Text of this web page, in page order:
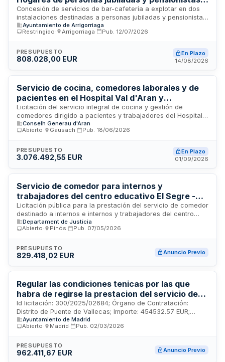
de Arrigorriaga
Concesión de servicios de bar-cafetería a explotar en dos
instalaciones destinadas a personas jubiladas y pensionistas
ubicadas en Arrigorriaga: el Hogar Abusu y el Hogar Casco.
El adjudicatario asumirá la explotación comercial del servicio
alimentos, asumiendo el riesgo operacional de la actividad.
El Ayuntamiento de Arrigorriaga proporciona las instalaciones
agua y saneamiento. El contrato tiene una duración inicial de
dos años y se divide en dos lotes diferenciados por
ubicación.
Ayuntamiento de Arrigorriaga
Restringido
Arrigorriaga Pub. 12/07/2026
PRESUPUESTO
808.028,00 EUR
En Plazo
14/08/2026
Servicio de cocina, comedores laborales y de
pacientes en el Hospital Val d'Aran y
Residencias de Aransalut
Licitación del servicio integral de cocina y gestión de
comedores dirigido a pacientes y trabajadores del Hospital
Val d'Aran y las Residencias de Aransalut. El servicio incluye
la preparación de alimentos, gestión de instalaciones de
correcto funcionamiento. La contratación es realizada por
Aran Salut, Servicios Asistenciales Integrados, S.L.,
instalaciones sanitarias y asistenciales en el Valle de Arán.
Conselh Generau d'Aran
Abierto
Gausach Pub. 18/06/2026
PRESUPUESTO
3.076.492,55 EUR
En Plazo
01/09/2026
Servicio de comedor para internos y
trabajadores del centro educativo El Segre -
Departament de Justícia, Drets i Memòria
Licitación pública para la prestación del servicio de comedor
destinado a internos e internos y trabajadores del centro
educativo El Segre, dependiente de la Dirección General de
Ejecución Penal en la Comunidad y de Justicia Juvenil del
de Catalunya. El servicio incluye la elaboración, preparación
y suministro de comidas para los usuarios del centro
Departament de Justícia
Abierto
Pinós Pub. 07/05/2026
PRESUPUESTO
829.418,02 EUR Anuncio Previo
Regular las condiciones tenicas por las que
habra de regirse la prestacion del servicio de
comedor y cafeteria de los Centros
Municipales de Mayores (en adelante CMM) del
Distrito de Puente de Vallecas, y en el Centro
conformidad con las determinaciones
establecidas en el presente Pliego de
Id licitación: 300/2025/02684; Órgano de Contratación:
Distrito de Puente de Vallecas; Importe: 454532.57 EUR;
Estado: PRE
Ayuntamiento de Madrid
Abierto
Madrid Pub. 02/03/2026
PRESUPUESTO
962.411,67 EUR Anuncio Previo